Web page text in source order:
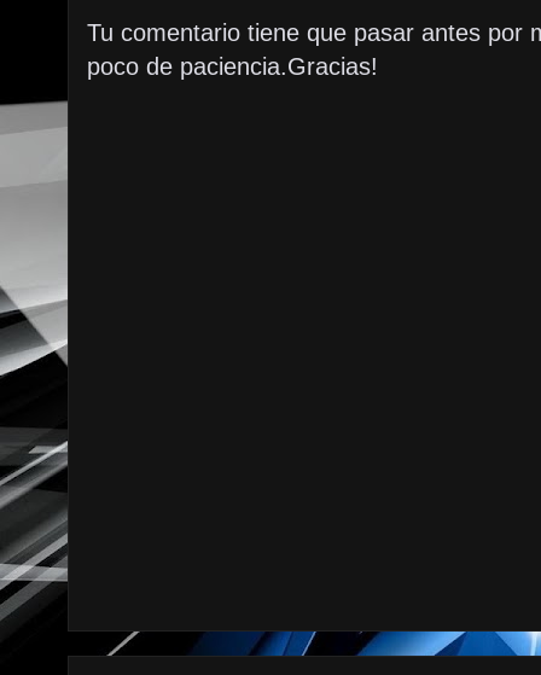
Tu comentario tiene que pasar antes por
poco de paciencia.Gracias!